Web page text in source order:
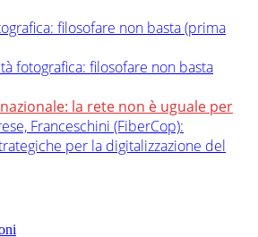
filosofare non basta (prima
fotografica: filosofare non basta
la rete non è uguale per
Franceschini (FiberCop):
per la digitalizzazione del